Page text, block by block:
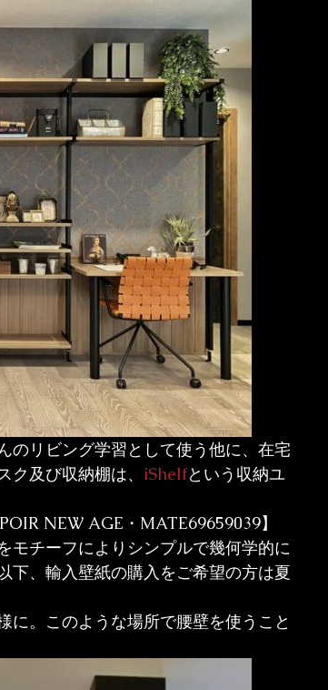
のリビング学習として使う他に、在宅
及び収納棚は、 iShelfという収納ユ
NEW AGE・MATE69659039】
モチーフによりシンプルで幾何学的に
下、輸入壁紙の購入をご希望の方は夏
に。このような場所で腰壁を使うこと